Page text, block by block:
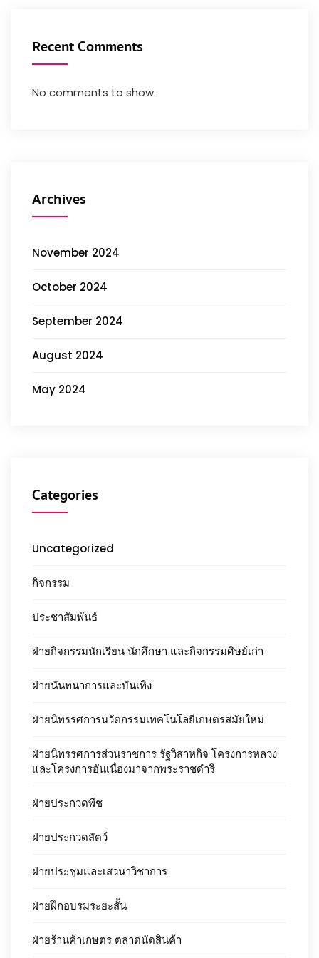
Recent Comments
No comments to show.
Archives
November 2024
October 2024
September 2024
August 2024
May 2024
Categories
Uncategorized
กิจกรรม
ประชาสัมพันธ์
ฝ่ายกิจกรรมนักเรียน นักศึกษา และกิจกรรมศิษย์เก่า
ฝ่ายนันทนาการและบันเทิง
ฝ่ายนิทรรศการนวัตกรรมเทคโนโลยีเกษตรสมัยใหม่
ฝ่ายนิทรรศการส่วนราชการ รัฐวิสาหกิจ โครงการหลวง
และโครงการอันเนื่องมาจากพระราชดำริ
ฝ่ายประกวดพืช
ฝ่ายประกวดสัตว์
ฝ่ายประชุมและเสวนาวิชาการ
ฝ่ายฝึกอบรมระยะสั้น
ฝ่ายร้านค้าเกษตร ตลาดนัดสินค้า